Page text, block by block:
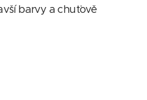
barvy a chuťově